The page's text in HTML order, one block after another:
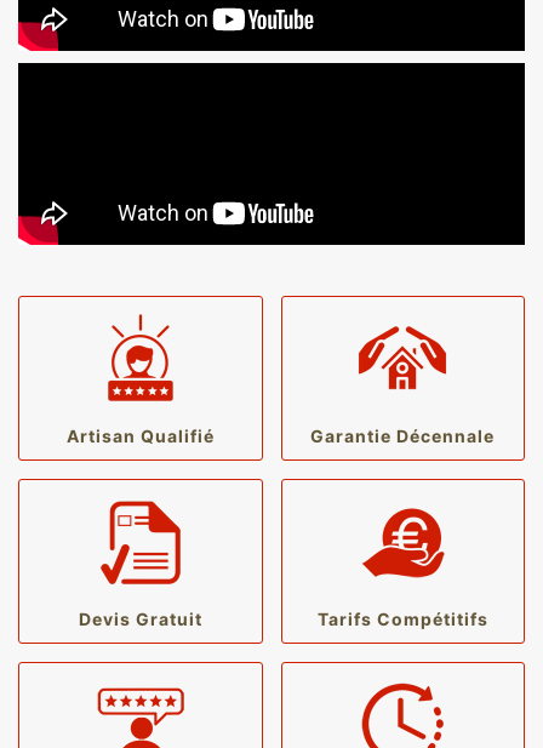
Artisan Qualifié Garantie Décennale
Devis Gratuit Tarifs Compétitifs